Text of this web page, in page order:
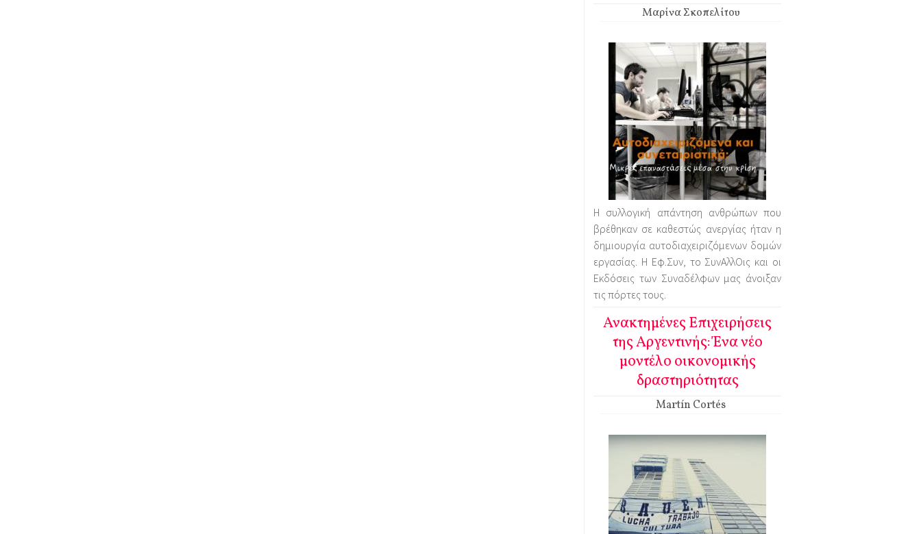
Μαρίνα Σκοπελίτου
Η συλλογική απάντηση ανθρώπων που
βρέθηκαν σε καθεστώς ανεργίας ήταν η
δημιουργία αυτοδιαχειριζόμενων δομών
εργασίας. Η Εφ.Συν, το ΣυνΑλλΟις και οι
Εκδόσεις των Συναδέλφων μας άνοιξαν
τις πόρτες τους.
Ανακτημένες Επιχειρήσεις
της Αργεντινής: Ένα νέο
μοντέλο οικονομικής
δραστηριότητας
Martín Cortés